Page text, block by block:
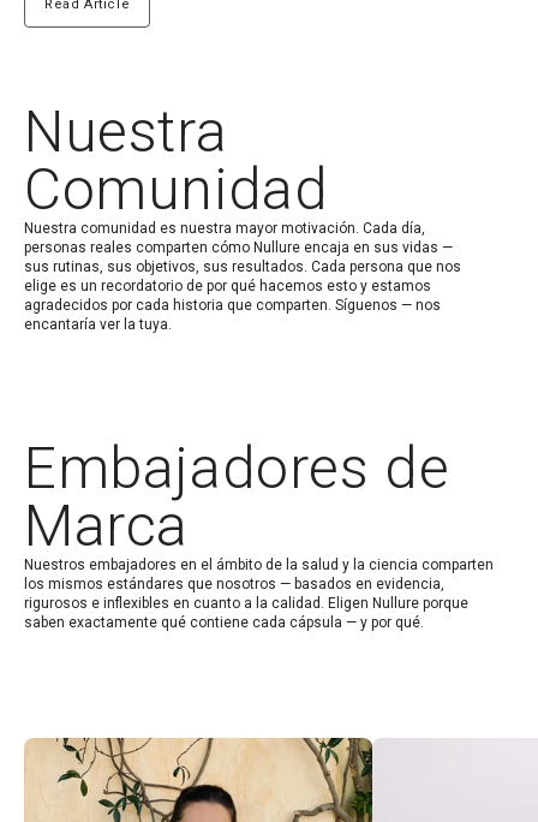
con la edad.
Read Article
Nuestra
Comunidad
Nuestra comunidad es nuestra mayor motivación. Cada día,
personas reales comparten cómo Nullure encaja en sus vidas —
sus rutinas, sus objetivos, sus resultados. Cada persona que nos
elige es un recordatorio de por qué hacemos esto y estamos
agradecidos por cada historia que comparten. Síguenos — nos
encantaría ver la tuya.
Embajadores de
Marca
Nuestros embajadores en el ámbito de la salud y la ciencia comparten
los mismos estándares que nosotros — basados en evidencia,
rigurosos e inflexibles en cuanto a la calidad. Eligen Nullure porque
saben exactamente qué contiene cada cápsula — y por qué.